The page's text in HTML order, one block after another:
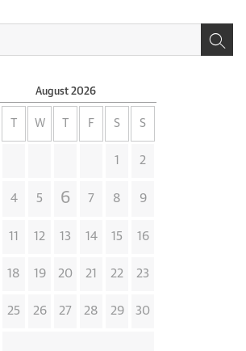
August 2026
W F S S
1 2
4 5 6 7 8 9
11 12 13 14 15 16
18 19 20 21 22 23
25 26 27 28 29 30